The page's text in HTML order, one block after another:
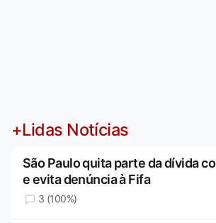
+Lidas Notícias
São Paulo quita parte da dívida
e evita denúncia à Fifa
3 (100%)